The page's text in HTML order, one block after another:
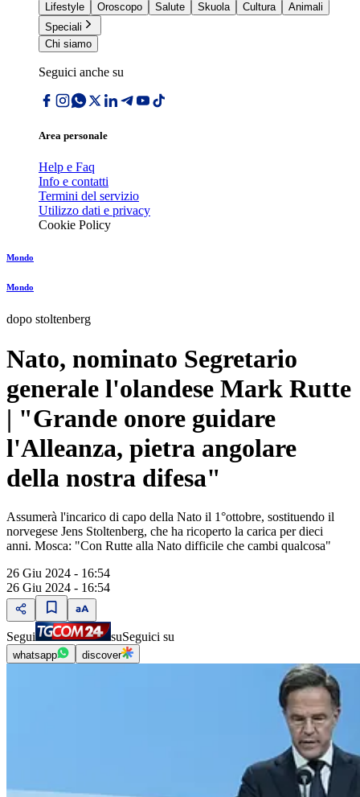
Lifestyle
Oroscopo Salute Skuola Cultura
Animali
Speciali
Chi siamo
Seguici anche su
Area personale
Help e Faq
Info e contatti
Termini del servizio
Utilizzo dati e privacy
Cookie Policy
Mondo
Mondo
dopo stoltenberg
Nato, nominato Segretario
generale l'olandese Mark Rutte
| "Grande onore guidare
l'Alleanza, pietra angolare
della nostra difesa"
Assumerà l'incarico di capo della Nato il 1°ottobre, sostituendo il
norvegese Jens Stoltenberg, che ha ricoperto la carica per dieci
anni. Mosca: "Con Rutte alla Nato difficile che cambi qualcosa"
26 Giu 2024 - 16:54
26 Giu 2024 - 16:54
Segui suSeguici su
whatsapp discover